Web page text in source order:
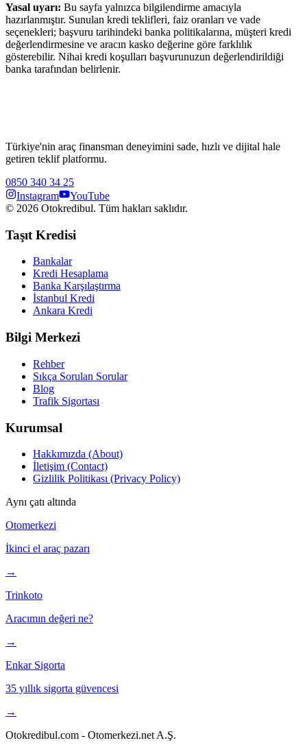
Yasal uyarı: Bu sayfa yalnızca bilgilendirme amacıyla
hazırlanmıştır. Sunulan kredi teklifleri, faiz oranları ve vade
seçenekleri; başvuru tarihindeki banka politikalarına, müşteri kredi
değerlendirmesine ve aracın kasko değerine göre farklılık
gösterebilir. Nihai kredi koşulları başvurunuzun değerlendirildiği
banka tarafından belirlenir.
Türkiye'nin araç finansman deneyimini sade, hızlı ve dijital hale
getiren teklif platformu.
0850 340 34 25
Instagram
YouTube
© 2026 Otokredibul. Tüm hakları saklıdır.
Taşıt Kredisi
Bankalar
Kredi Hesaplama
Banka Karşılaştırma
İstanbul Kredi
Ankara Kredi
Bilgi Merkezi
Rehber
Sıkça Sorulan Sorular
Blog
Trafik Sigortası
Kurumsal
Hakkımızda (About)
İletişim (Contact)
Gizlilik Politikası (Privacy Policy)
Aynı çatı altında
Otomerkezi
İkinci el araç pazarı
→
Trinkoto
Aracımın değeri ne?
→
Enkar Sigorta
35 yıllık sigorta güvencesi
→
Otokredibul.com - Otomerkezi.net A.Ş.